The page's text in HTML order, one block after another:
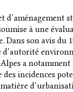
d’aménagement
à une
Dans son avis du
a notamment
des incidences